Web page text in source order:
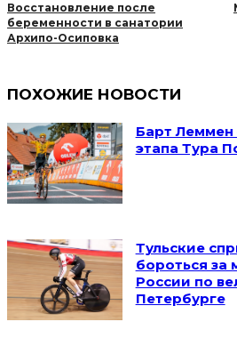
Восстановление после
беременности в санатории
Архипо-Осиповка
ПОХОЖИЕ НОВОСТИ
Барт
этапа Тура
Тульские
бороться за
России по
Петербурге